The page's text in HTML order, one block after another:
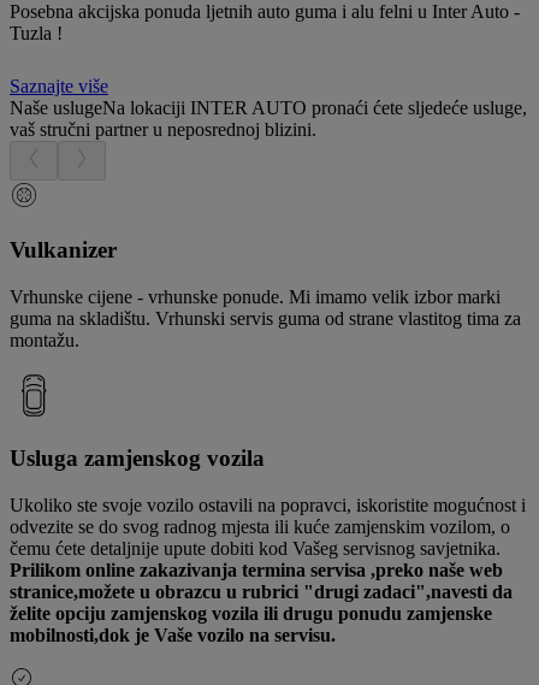
Posebna akcijska ponuda ljetnih auto guma i alu felni u Inter Auto -
Tuzla !
Saznajte više
Naše uslugeNa lokaciji INTER AUTO pronaći ćete sljedeće usluge,
vaš stručni partner u neposrednoj blizini.
Vulkanizer
Vrhunske cijene - vrhunske ponude. Mi imamo velik izbor marki
guma na skladištu. Vrhunski servis guma od strane vlastitog tima za
montažu.
Usluga zamjenskog vozila
Ukoliko ste svoje vozilo ostavili na popravci, iskoristite mogućnost i
odvezite se do svog radnog mjesta ili kuće zamjenskim vozilom, o
čemu ćete detaljnije upute dobiti kod Vašeg servisnog savjetnika.
Prilikom online zakazivanja termina servisa ,preko naše web
stranice,možete u obrazcu u rubrici "drugi zadaci",navesti da
želite opciju zamjenskog vozila ili drugu ponudu zamjenske
mobilnosti,dok je Vaše vozilo na servisu.